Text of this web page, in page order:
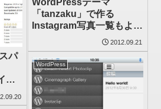
WordPressテーマ
「tanzaku」で作る
Instagram写真一覧もよか
ったけど「Sampression
Lite」というテーマもなか
なかイイよ
2012.09.21
パ
バ
WordPress